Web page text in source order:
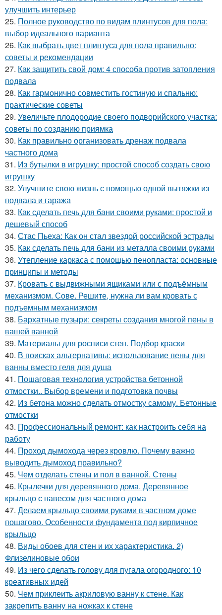
улучшить интерьер
25. Полное руководство по видам плинтусов для пола:
выбор идеального варианта
26. Как выбрать цвет плинтуса для пола правильно:
советы и рекомендации
27. Как защитить свой дом: 4 способа против затопления
подвала
28. Как гармонично совместить гостиную и спальню:
практические советы
29. Увеличьте плодородие своего подворийского участка:
советы по созданию приямка
30. Как правильно организовать дренаж подвала
частного дома
31. Из бутылки в игрушку: простой способ создать свою
игрушку
32. Улучшите свою жизнь с помощью одной вытяжки из
подвала и гаража
33. Как сделать печь для бани своими руками: простой и
дешевый способ
34. Стас Пьеха: Как он стал звездой российской эстрады
35. Как сделать печь для бани из металла своими руками
36. Утепление каркаса с помощью пенопласта: основные
принципы и методы
37. Кровать с выдвижными ящиками или с подъёмным
механизмом. Сове. Решите, нужна ли вам кровать с
подъемным механизмом
38. Бархатные пузыри: секреты создания многой пены в
вашей ванной
39. Материалы для росписи стен. Подбор краски
40. В поисках альтернативы: использование пены для
ванны вместо геля для душа
41. Пошаговая технология устройства бетонной
отмостки.. Выбор времени и подготовка почвы
42. Из бетона можно сделать отмостку самому. Бетонные
отмостки
43. Профессиональный ремонт: как настроить себя на
работу
44. Проход дымохода через кровлю. Почему важно
выводить дымоход правильно?
45. Чем отделать стены и пол в ванной. Стены
46. Крылечки для деревянного дома. Деревянное
крыльцо с навесом для частного дома
47. Делаем крыльцо своими руками в частном доме
пошагово. Особенности фундамента под кирпичное
крыльцо
48. Виды обоев для стен и их характеристика. 2)
Флизелиновые обои
49. Из чего сделать голову для пугала огородного: 10
креативных идей
50. Чем приклеить акриловую ванну к стене. Как
закрепить ванну на ножках к стене